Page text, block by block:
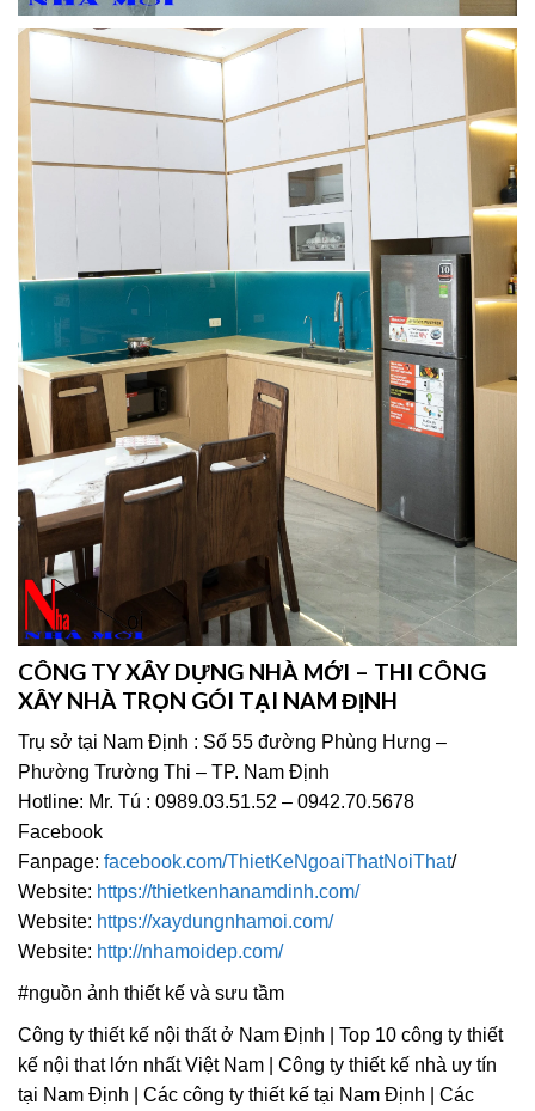
CÔNG TY XÂY DỰNG NHÀ MỚI – THI CÔNG
XÂY NHÀ TRỌN GÓI TẠI NAM ĐỊNH
Trụ sở tại Nam Định : Số 55 đường Phùng Hưng –
Phường Trường Thi – TP. Nam Định
Hotline: Mr. Tú : 0989.03.51.52 – 0942.70.5678
Facebook
Fanpage: facebook.com/ThietKeNgoaiThatNoiThat/
Website: https://thietkenhanamdinh.com/
Website: https://xaydungnhamoi.com/
Website: http://nhamoidep.com/
#nguồn ảnh thiết kế và sưu tầm
Công ty thiết kế nội thất ở Nam Định | Top 10 công ty thiết
kế nội that lớn nhất Việt Nam | Công ty thiết kế nhà uy tín
tại Nam Định | Các công ty thiết kế tại Nam Định | Các